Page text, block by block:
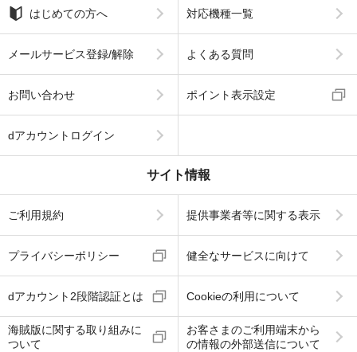
はじめての方へ 対応機種一覧
メールサービス登録/解除 よくある質問
お問い合わせ ポイント表示設定
dアカウントログイン
サイト情報
ご利用規約 提供事業者等に関する表示
プライバシーポリシー 健全なサービスに向けて
dアカウント2段階認証とは Cookieの利用について
海賊版に関する取り組みに
ついて
お客さまのご利用端末から
の情報の外部送信について